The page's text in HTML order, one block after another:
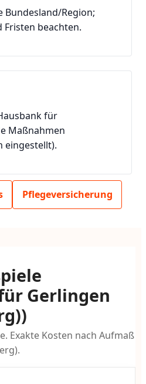
Bundesland/Region;
Fristen beachten.
für
Maßnahmen
eingestellt).
Pflegeversicherung
Gerlingen
Exakte Kosten nach Aufmaß